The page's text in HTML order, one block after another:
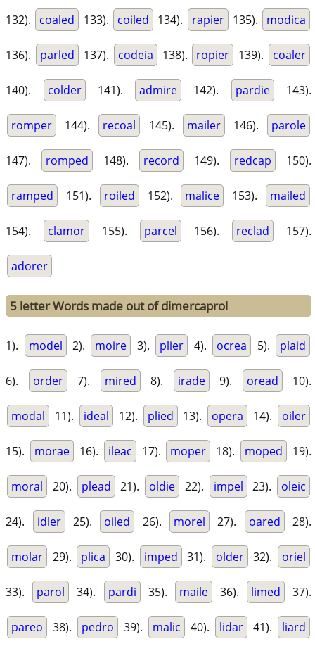
132). coaled 133). coiled 134). rapier 135). modica
136). parled 137). codeia 138). ropier 139). coaler
140). colder 141). admire 142). pardie 143).
romper 144). recoal 145). mailer 146). parole
147). romped 148). record 149). redcap 150).
ramped 151). roiled 152). malice 153). mailed
154). clamor 155). parcel 156). reclad 157).
adorer
5 letter Words made out of dimercaprol
1). model 2). moire 3). plier 4). ocrea 5). plaid
6). order 7). mired 8). irade 9). oread 10).
modal 11). ideal 12). plied 13). opera 14). oiler
15). morae 16). ileac 17). moper 18). moped 19).
moral 20). plead 21). oldie 22). impel 23). oleic
24). idler 25). oiled 26). morel 27). oared 28).
molar 29). plica 30). imped 31). older 32). oriel
33). parol 34). pardi 35). maile 36). limed 37).
pareo 38). pedro 39). malic 40). lidar 41). liard